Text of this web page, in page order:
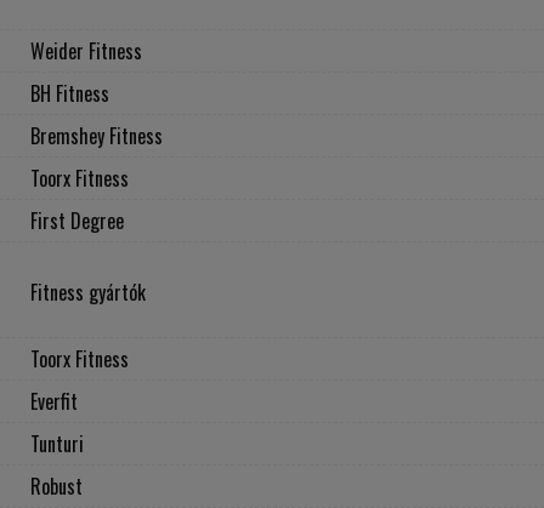
Weider Fitness
BH Fitness
Bremshey Fitness
Toorx Fitness
First Degree
Fitness gyártók
Toorx Fitness
Everfit
Tunturi
Robust